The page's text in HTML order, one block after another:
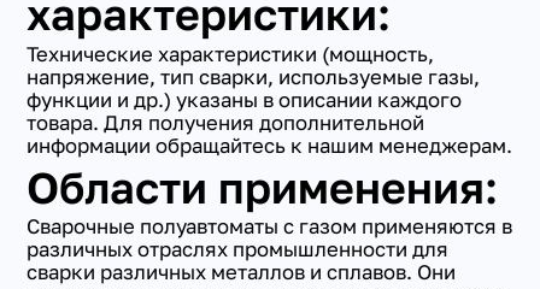
характеристики:
Технические характеристики (мощность,
напряжение, тип сварки, используемые газы,
функции и др.) указаны в описании каждого
товара. Для получения дополнительной
информации обращайтесь к нашим менеджерам.
Области применения:
Сварочные полуавтоматы с газом применяются в
различных отраслях промышленности для
сварки различных металлов и сплавов. Они